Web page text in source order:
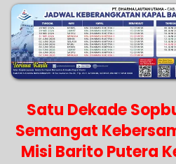
Satu Dekade
Semangat
Misi Barito Putera